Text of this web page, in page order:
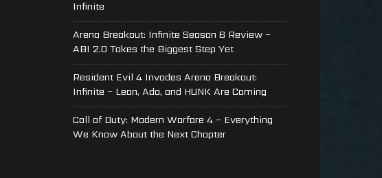
Infinite
Arena Breakout: Infinite Season 6 Review –
ABI 2.0 Takes the Biggest Step Yet
Resident Evil 4 Invades Arena Breakout:
Infinite – Leon, Ada, and HUNK Are Coming
Call of Duty: Modern Warfare 4 – Everything
We Know About the Next Chapter